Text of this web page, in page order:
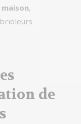
,
de